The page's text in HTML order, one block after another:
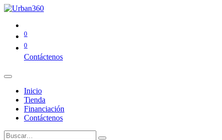
0
0
Contáctenos
Inicio
Tienda
Financiación
Contáctenos